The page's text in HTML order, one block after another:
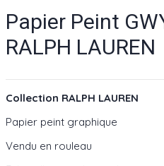
Papier Peint
RALPH LAUREN
Collection RALPH LAUREN
Papier peint graphique
Vendu en rouleau